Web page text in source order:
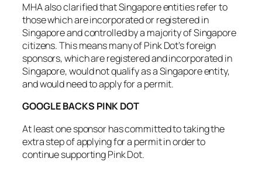
MHA also clarified that Singapore entities refer to
those which are incorporated or registered in
Singapore and controlled by a majority of Singapore
citizens. This means many of Pink Dot’s foreign
sponsors, which are registered and incorporated in
Singapore, would not qualify as a Singapore entity,
and would need to apply for a permit.
GOOGLE BACKS PINK DOT
At least one sponsor has committed to taking the
extra step of applying for a permit in order to
continue supporting Pink Dot.